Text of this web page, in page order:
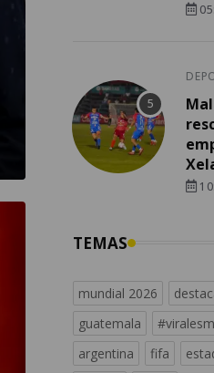
TEMAS
mundial 2026
guatemala
argentina
fifa